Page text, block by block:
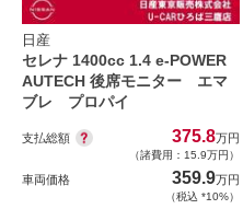
日産
セレナ 1400cc 1.4 e-POWER
AUTECH 後席モニター エマ
ブレ プロパイ
支払総額 375.8万円
（諸費用：15.9万円）
車両価格 359.9万円
（税込 *10%）